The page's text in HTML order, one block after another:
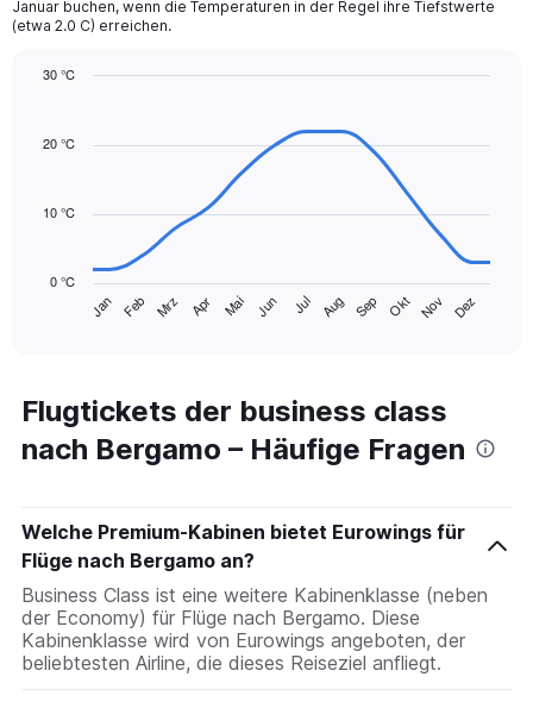
1
Y
displaying
Januar buchen, wenn die Temperaturen in der Regel ihre Tiefstwerte
(etwa 2.0 C) erreichen.
with
has
categories.
Range:
14
chart
has
1
axis
displaying
values.
Range:
0
Jan Feb Mrz Apr Mai Jun Jul Aug Sep Okt Nov Dez
0 °C
10 °C
20 °C
30 °C
Flugtickets der business class
nach Bergamo – Häufige Fragen
Welche Premium-Kabinen bietet Eurowings für
Flüge nach Bergamo an?
Business Class ist eine weitere Kabinenklasse (neben
der Economy) für Flüge nach Bergamo. Diese
Kabinenklasse wird von Eurowings angeboten, der
beliebtesten Airline, die dieses Reiseziel anfliegt.